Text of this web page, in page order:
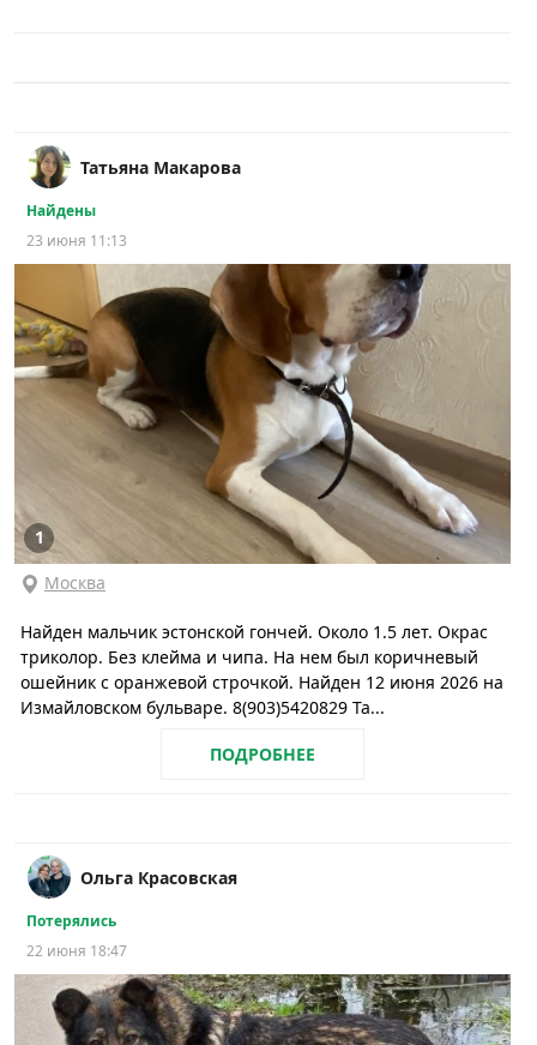
Татьяна Макарова
Найдены
23 июня 11:13
1
Москва
Найден мальчик эстонской гончей. Около 1.5 лет. Окрас
триколор. Без клейма и чипа. На нем был коричневый
ошейник с оранжевой строчкой. Найден 12 июня 2026 на
Измайловском бульваре. 8(903)5420829 Та...
ПОДРОБНЕЕ
Ольга Красовская
Потерялись
22 июня 18:47